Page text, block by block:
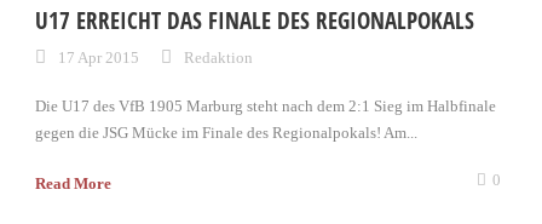
U17 ERREICHT DAS FINALE DES REGIONALPOKALS
17 Apr 2015 Redaktion
Die U17 des VfB 1905 Marburg steht nach dem 2:1 Sieg im Halbfinale
gegen die JSG Mücke im Finale des Regionalpokals! Am...
Read More 0